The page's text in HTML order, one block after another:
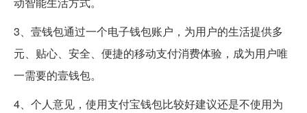
3、壹钱包通过一个电子钱包账户，为用户的生活提供多
元、贴心、安全、便捷的移动支付消费体验，成为用户唯
一需要的壹钱包。
4、个人意见，使用支付宝钱包比较好建议还是不使用为